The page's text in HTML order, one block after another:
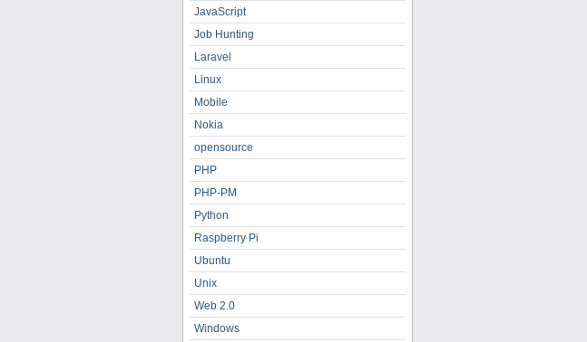
JavaScript
Job Hunting
Laravel
Linux
Mobile
Nokia
opensource
PHP
PHP-PM
Python
Raspberry Pi
Ubuntu
Unix
Web 2.0
Windows